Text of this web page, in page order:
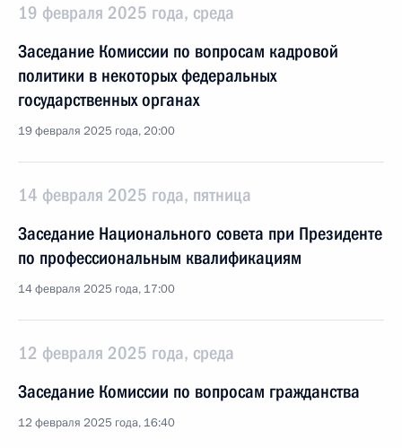
19 февраля 2025 года, среда
Заседание Комиссии по вопросам кадровой
политики в некоторых федеральных
государственных органах
19 февраля 2025 года, 20:00
14 февраля 2025 года, пятница
Заседание Национального совета при Президенте
по профессиональным квалификациям
14 февраля 2025 года, 17:00
12 февраля 2025 года, среда
Заседание Комиссии по вопросам гражданства
12 февраля 2025 года, 16:40